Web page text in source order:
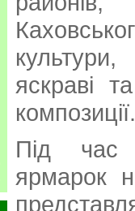
яскраві
композиції.
Під час
ярмарок